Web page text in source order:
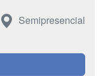
Semipresencial